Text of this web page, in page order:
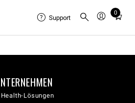
Support
0
Total
in
Lösungen